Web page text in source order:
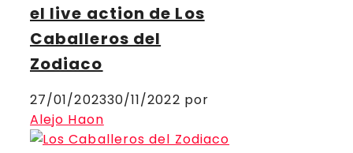
el live action de Los
Caballeros del
Zodiaco
27/01/202330/11/2022 por
Alejo Haon